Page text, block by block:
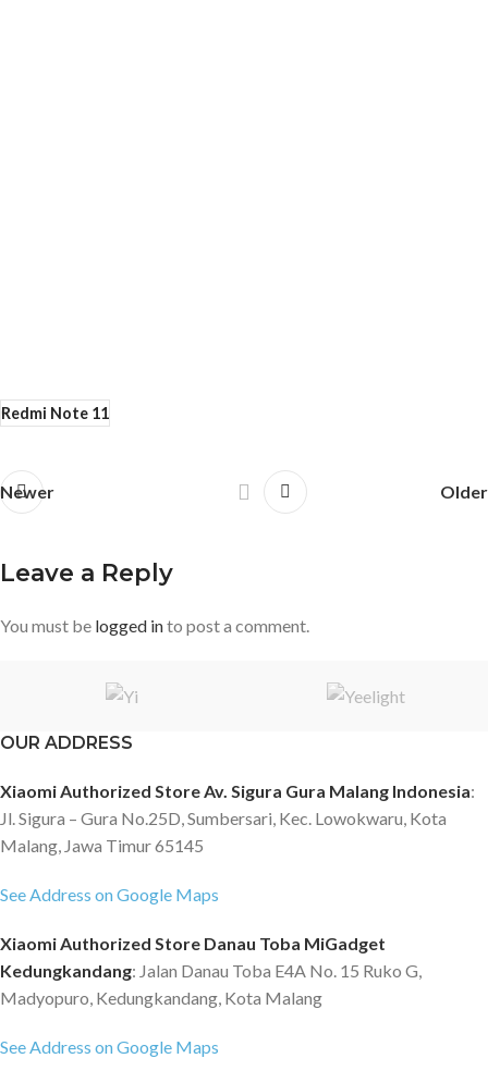
Redmi Note 11
Newer Older
Leave a Reply
You must be logged into post a comment.
OUR ADDRESS
Xiaomi Authorized Store Av. Sigura Gura Malang Indonesia:
Jl. Sigura – Gura No.25D, Sumbersari, Kec. Lowokwaru, Kota
Malang, Jawa Timur 65145
See Address on Google Maps
Xiaomi Authorized Store Danau Toba MiGadget
Kedungkandang: Jalan Danau Toba E4A No. 15 Ruko G,
Madyopuro, Kedungkandang, Kota Malang
See Address on Google Maps